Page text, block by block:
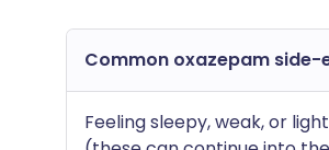
Common oxazepam
Feeling sleepy, weak, or